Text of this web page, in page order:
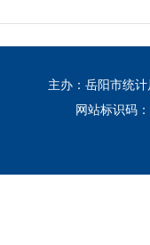
主办：岳阳市统计
网站标识码